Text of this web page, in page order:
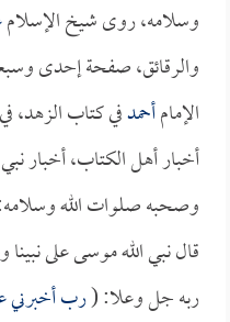
وسلامه، روى شيخ الإسلام
والرقائق، صفحة إحدى
الإمامأحمدفي كتاب
أخبار أهل الكتاب، أخبار
وصحبه صلوات الله
قال نبي الله موسى على
ربه جل وعلا: (رب أخبرني